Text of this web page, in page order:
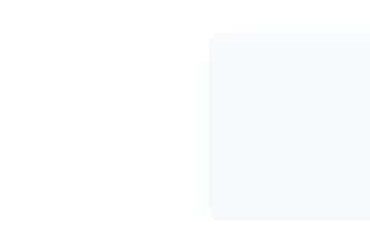
[속보]코스피, 301.88포인트
[속보]원·달러 환율, 0.7원 내
"여기 떨어졌다"…다누리, 스